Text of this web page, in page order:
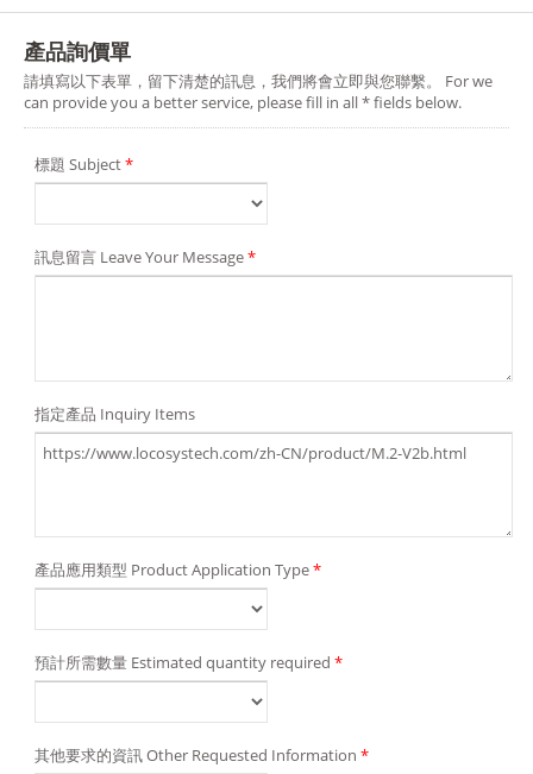
產品詢價單
請填寫以下表單，留下清楚的訊息，我們將會立即與您聯繫。 For we
can provide you a better service, please fill in all * fields below.
標題 Subject*
訊息留言 Leave Your Message*
指定產品 Inquiry Items
產品應用類型 Product Application Type*
預計所需數量 Estimated quantity required *
其他要求的資訊 Other Requested Information *